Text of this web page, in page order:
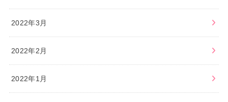
2022年3月
2022年2月
2022年1月